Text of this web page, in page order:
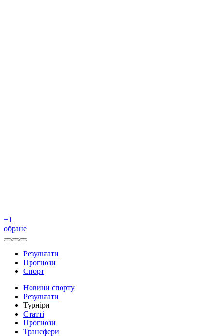
+1
обране
Результати
Прогнози
Спорт
Новини спорту
Результати
Турніри
Статті
Прогнози
Трансфери